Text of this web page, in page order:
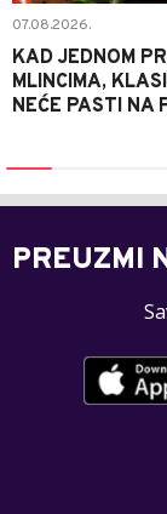
07.08.2026.
KAD JEDNOM
MLINCIMA,
NEĆE PASTI NA
PREUZMI